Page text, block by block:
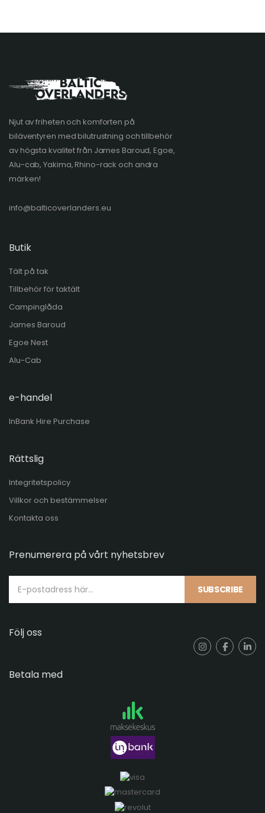
Njut av friheten och komforten på
biläventyren med bilutrustning och tillbehör
av högsta kvalitet från James Baroud, Egoe,
Alu-cab, Yakima, Rhino-rack och andra
märken!
info@balticoverlanders.eu
Butik
Tält på tak
Tillbehör för taktält
Campinglåda
James Baroud
Egoe Nest
Alu-Cab
e-handel
InBank Hire Purchase
Rättslig
Integritetspolicy
Villkor och bestämmelser
Kontakta oss
Prenumerera på vårt nyhetsbrev
SUBSCRIBE
Följ oss
Betala med